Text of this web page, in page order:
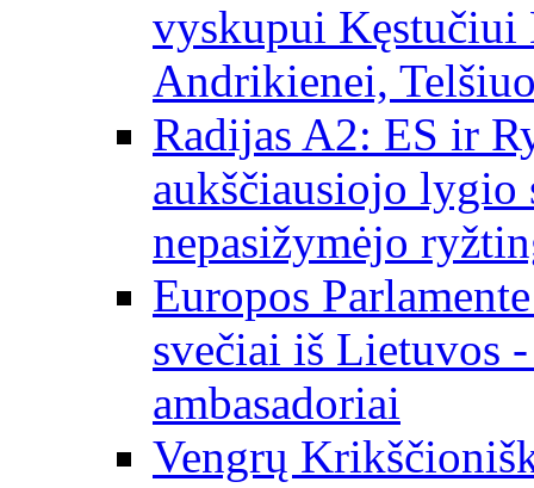
vyskupui Kęstučiui
Andrikienei,
Radijas A2: ES ir
aukščiausiojo
nepasižymėjo
Europos
svečiai iš Lietuvos
ambasadoriai
Vengrų